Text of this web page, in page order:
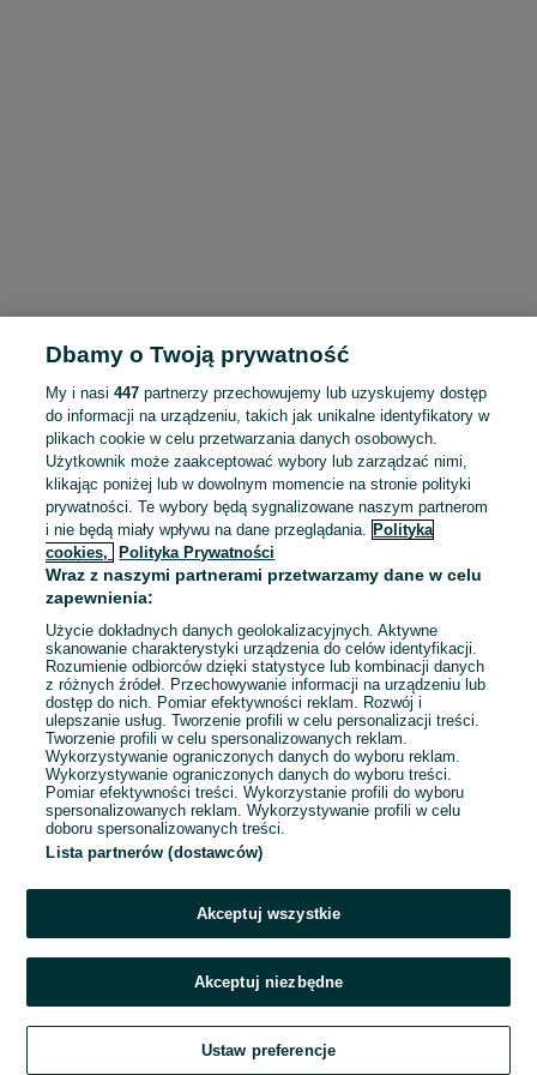
To ogłoszenie nie jest już dostępne
Przejdź na stronę główną
Dbamy o Twoją prywatność
My i nasi447 partnerzy przechowujemy lub uzyskujemy dostęp
do informacji na urządzeniu, takich jak unikalne identyfikatory w
plikach cookie w celu przetwarzania danych osobowych.
Użytkownik może zaakceptować wybory lub zarządzać nimi,
klikając poniżej lub w dowolnym momencie na stronie polityki
prywatności. Te wybory będą sygnalizowane naszym partnerom
i nie będą miały wpływu na dane przeglądania. Polityka
cookies,
Polityka Prywatności
Wraz z naszymi partnerami przetwarzamy dane w celu
zapewnienia:
Użycie dokładnych danych geolokalizacyjnych. Aktywne
skanowanie charakterystyki urządzenia do celów identyfikacji.
Rozumienie odbiorców dzięki statystyce lub kombinacji danych
z różnych źródeł. Przechowywanie informacji na urządzeniu lub
dostęp do nich. Pomiar efektywności reklam. Rozwój i
ulepszanie usług. Tworzenie profili w celu personalizacji treści.
Tworzenie profili w celu spersonalizowanych reklam.
Wykorzystywanie ograniczonych danych do wyboru reklam.
Wykorzystywanie ograniczonych danych do wyboru treści.
Pomiar efektywności treści. Wykorzystanie profili do wyboru
spersonalizowanych reklam. Wykorzystywanie profili w celu
doboru spersonalizowanych treści.
Lista partnerów (dostawców)
Akceptuj wszystkie
Akceptuj niezbędne
Ustaw preferencje